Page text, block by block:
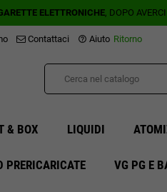
ELETTRONICHE, DOPO
Contattaci help_outline Aiuto Ritorno
& BOX LIQUIDI
PRERICARICATE VG PG E